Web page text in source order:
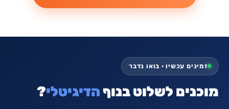
זמינים עכשיו · בואו נדבר
מוכנים לשלוט בנוףהדיגיטלי?